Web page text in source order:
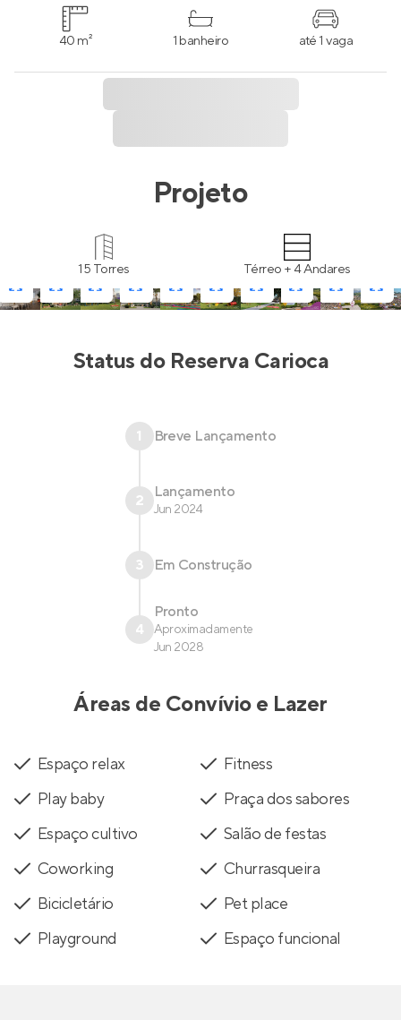
40 m² 1 banheiro até 1 vaga
Projeto
15 Torres Térreo + 4 Andares
Status do Reserva Carioca
1 Breve Lançamento
2 Lançamento
Jun 2024
3 Em Construção
4
Pronto
Aproximadamente
Jun 2028
Áreas de Convívio e Lazer
Espaço relax
Fitness
Play baby
Praça dos sabores
Espaço cultivo
Salão de festas
Coworking
Churrasqueira
Bicicletário
Pet place
Playground
Espaço funcional